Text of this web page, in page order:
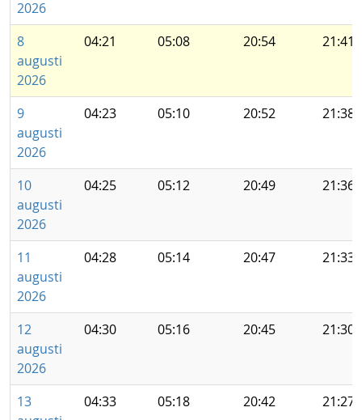
2026
8
augusti
2026
04:21 05:08 20:54 21:41
9
augusti
2026
04:23 05:10 20:52 21:38
10
augusti
2026
04:25 05:12 20:49 21:36
11
augusti
2026
04:28 05:14 20:47 21:33
12
augusti
2026
04:30 05:16 20:45 21:30
13
04:33 05:18 20:42 21:27